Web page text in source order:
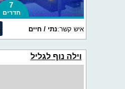
7
חדרים
איש קשר:נתי / חיים
וילה נוף לגליל